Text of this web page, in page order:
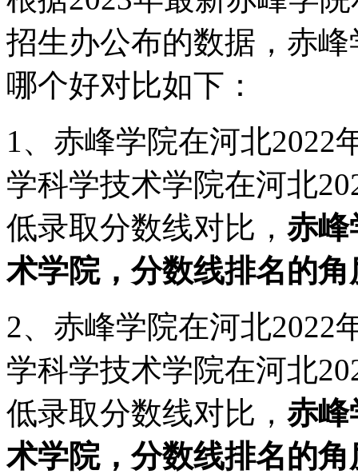
招生办公布的数据，赤
哪个好对比如下：
1、赤峰学院在河北2022
学科学技术学院在河北
低录取分数线对比， 赤峰
术学院，分数线排名的
2、赤峰学院在河北2022
学科学技术学院在河北
低录取分数线对比， 赤峰
术学院，分数线排名的